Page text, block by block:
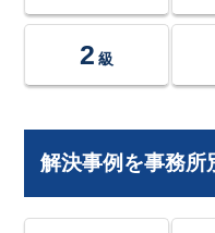
2 級
解決事例を事務所